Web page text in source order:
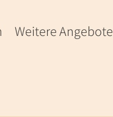
Weitere Angebote